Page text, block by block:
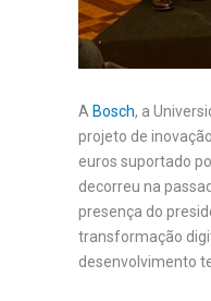
A Bosch, a
projeto de
euros suportado
decorreu na
presença do
transformação
desenvolvimento